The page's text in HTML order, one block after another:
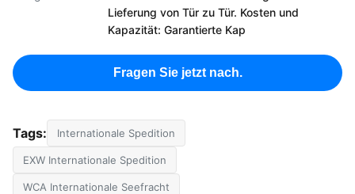
Lieferung von Tür zu Tür. Kosten und
Kapazität: Garantierte Kap
Fragen Sie jetzt nach.
Tags: Internationale Spedition
EXW Internationale Spedition
WCA Internationale Seefracht